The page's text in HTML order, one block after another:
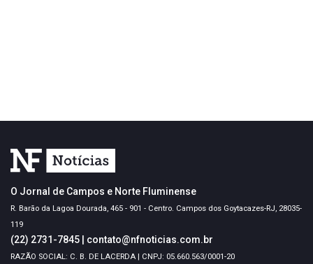
O Jornal de Campos e Norte Fluminense
R. Barão da Lagoa Dourada, 465 - 901 - Centro. Campos dos Goytacazes-RJ, 28035-
119
(22) 2731-7845 contato@nfnoticias.com.br
RAZÃO SOCIAL: C. B. DE LACERDA | CNPJ: 05.660.563/0001-20